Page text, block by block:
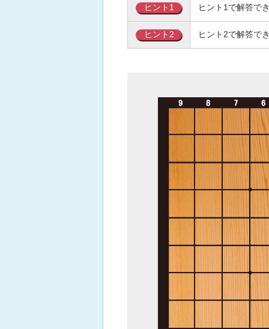
ヒント1 ヒント1で解答で
ヒント2 ヒント2で解答で